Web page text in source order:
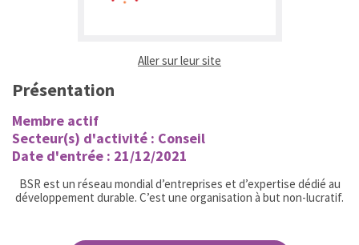
Aller sur leur site
Présentation
Membre actif
Secteur(s) d'activité : Conseil
Date d'entrée : 21/12/2021
BSR est un réseau mondial d’entreprises et d’expertise dédié au
développement durable. C’est une organisation à but non-lucratif.